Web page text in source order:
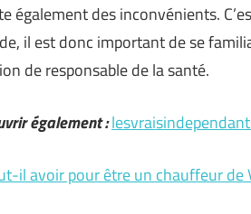
également des inconvénients.
il est donc important de se
de responsable de la santé.
également :
il avoir pour être un chauffeur de